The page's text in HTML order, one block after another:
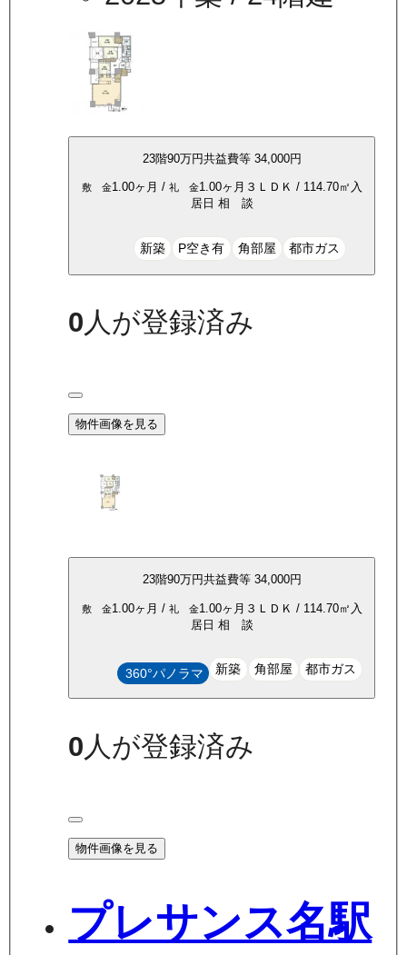
23階90万円共益費等 34,000円
敷 金1.00ヶ月 / 礼 金1.00ヶ月 ３ＬＤＫ / 114.70㎡ 入
居日 相 談
新築 P空き有 角部屋 都市ガス
0 人が登録済み
物件画像を見る
23階90万円共益費等 34,000円
敷 金1.00ヶ月 / 礼 金1.00ヶ月 ３ＬＤＫ / 114.70㎡ 入
居日 相 談
360°パノラマ 新築 角部屋 都市ガス
0 人が登録済み
物件画像を見る
プレサンス名駅